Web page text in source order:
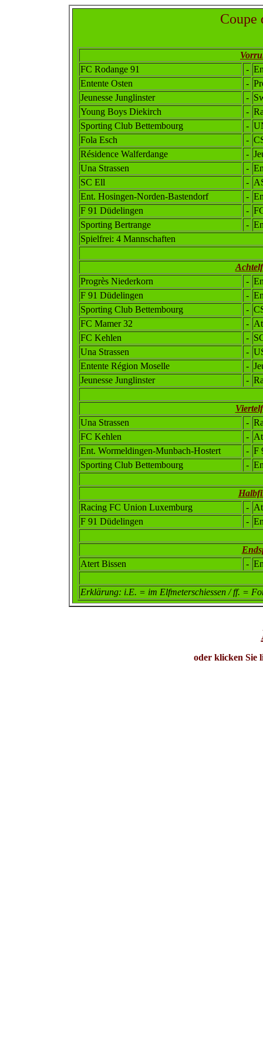
Coupe
FC Rodange 91
-
Entente Osten
-
Jeunesse Junglinster
-
Young Boys Diekirch
-
Sporting Club Bettembourg
-
Fola Esch
-
Résidence Walferdange
-
Una Strassen
-
SC Ell
-
Ent. Hosingen-Norden-Bastendorf
-
F 91 Düdelingen
-
Sporting Bertrange
-
Spielfrei: 4 Mannschaften
Progrès Niederkorn
-
F 91 Düdelingen
-
Sporting Club Bettembourg
-
FC Mamer 32
-
FC Kehlen
-
Una Strassen
-
Entente Région Moselle
-
Jeunesse Junglinster
-
Una Strassen
-
FC Kehlen
-
Ent. Wormeldingen-Munbach-Hostert - F
Sporting Club Bettembourg
-
Racing FC Union Luxemburg
-
F 91 Düdelingen
-
Atert Bissen
-
Erklärung: i.E. = im Elfmeterschiessen / ff. =
oder klicken Sie